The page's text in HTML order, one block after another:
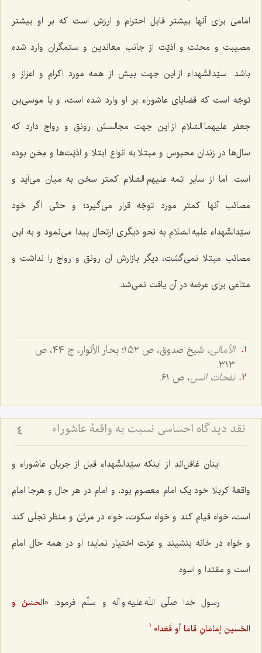
امامی برای آنها بیشتر قابل احترام و ارزش است که بر او بیشتر
مصیبت و محنت و اذیّت از جانب معاندین و ستمگران وارد شده
باشد. سیّدالشّهداء از این جهت بیش از همه مورد اکرام و اعزاز و
توجّه است که قضایای عاشوراء بر او وارد شده است، و یا موسی‌بن
جعفر علیهما السّلام از این جهت مجالسش رونق و رواج دارد که
سال‌ها در زندان محبوس و مبتلا به انواع ابتلا و اذیّت‌ها و مِحَن بوده
است. اما از سایر ائمه علیهم السّلام کمتر سخن به میان می‌آید و
مصائب آنها کمتر مورد توجّه قرار می‌گیرد؛ و حتّی اگر خود
سیّدالشّهداء علیه السّلام به نحو دیگری ارتحال پیدا می‌نمود و به این
مصائب مبتلا نمی‌گشت، دیگر بازارش آن رونق و رواج را نداشت و
متاعی برای عرضه در آن یافت نمی‌شد.
الأمالی
، شیخ صدوق، ص ١٥٢؛ بحار الأنوار، ج ٤٤، ص
٣١٣.
نفحات انس، ص ٦١.
نقد دیدگاه احساسی نسبت به واقعۀ عاشوراء 4
اینان غافل‌اند از اینکه سیّدالشّهداء قبل از جریان عاشوراء و
واقعۀ کربلا خود یک امام معصوم بود، و امام در هر حال و هرجا امام
است، خواه قیام کند و خواه سکوت، خواه در مرئیٰ و منظر تجلّی کند
و خواه در خانه بنشیند و عزلت اختیار نماید؛ او در همه حال امام
است و مقتدا و اسوه.
رسول خدا صلّی اللَه علیه و آله و سلّم فرمود: «الحسَنُ و
الحُسین إمامانِ قاما أو قَعَدا».
1